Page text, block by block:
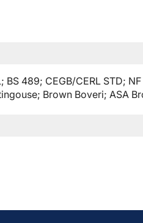
BS 489; CEGB/CERL STD;
Brown Boveri; ASA